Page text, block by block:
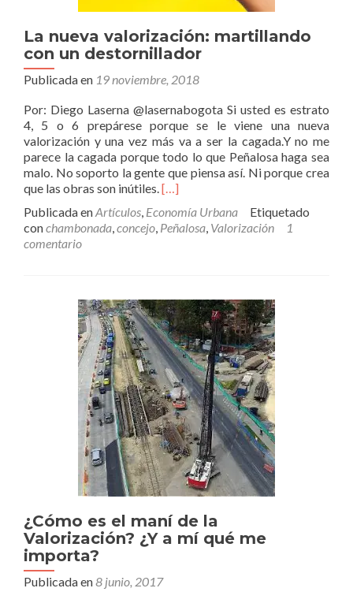
La nueva valorización: martillando
con un destornillador
Publicada en 19 noviembre, 2018
Por: Diego Laserna @lasernabogota Si usted es estrato
4, 5 o 6 prepárese porque se le viene una nueva
valorización y una vez más va a ser la cagada.Y no me
parece la cagada porque todo lo que Peñalosa haga sea
malo. No soporto la gente que piensa así. Ni porque crea
que las obras son inútiles.Leer
nueva
valorización:
destornillador
[…]
Publicada enArtículos, Economía Urbana
Etiquetado
conchambonada,concejo, Peñalosa, Valorización
1
comentario
¿Cómo es el maní de la
Valorización? ¿Y a mí qué me
importa?
Publicada en8 junio, 2017